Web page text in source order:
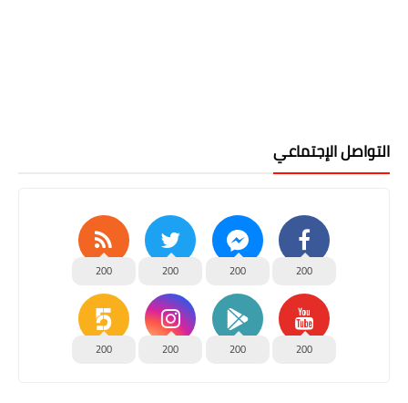
التواصل الإجتماعي
200
200
200
200
200
200
200
200